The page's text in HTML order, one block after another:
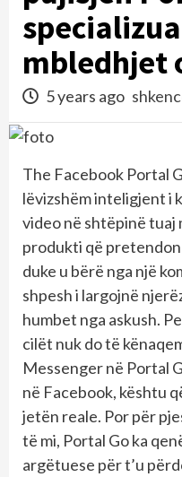
mbledhjet
5 years ago
The Facebook Portal
lëvizshëm inteligjent i
video në shtëpinë tuaj
produkti që
duke u bërë nga një
shpesh i largojnë
humbet nga askush.
cilët nuk do të
Messenger në Portal
në Facebook, kështu
jetën reale. Por për
të mi, Portal Go ka
argëtuese për t’u